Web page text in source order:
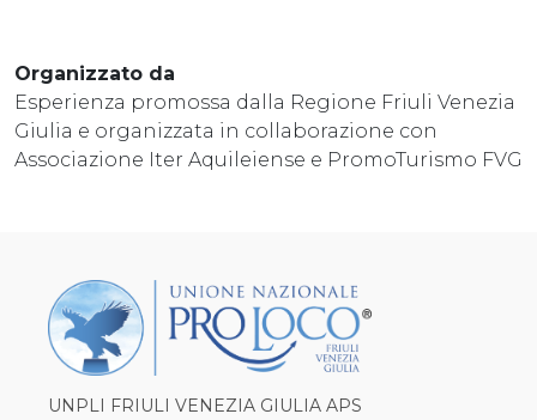
Organizzato da
Esperienza promossa dalla Regione Friuli Venezia
Giulia e organizzata in collaborazione con
Associazione Iter Aquileiense e PromoTurismo FVG
UNPLI FRIULI VENEZIA GIULIA APS